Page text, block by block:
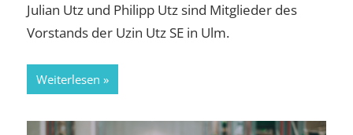
Julian Utz und Philipp Utz sind Mitglieder des
Vorstands der Uzin Utz SE in Ulm.
Weiterlesen